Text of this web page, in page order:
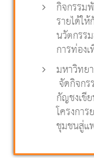
กิจกรรม
รายได้ใ
นวัตกรร
การท่องเ
มหาวิทย
จัดกิจกร
กัญชงเขี
โครงกา
ชุมชนสู่แ